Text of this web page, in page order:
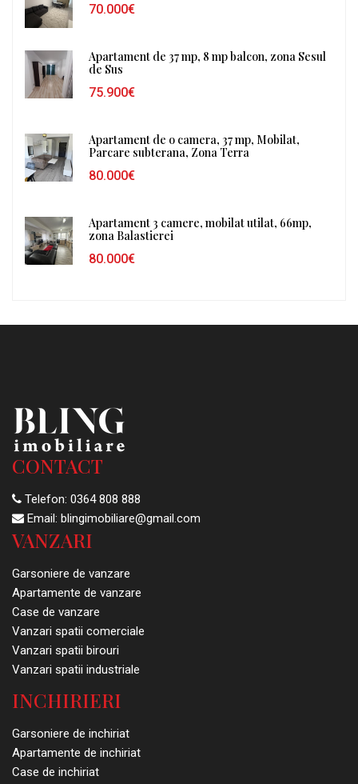
70.000€
Apartament de 37 mp, 8 mp balcon, zona Sesul
de Sus
75.900€
Apartament de o camera, 37 mp, Mobilat,
Parcare subterana, Zona Terra
80.000€
Apartament 3 camere, mobilat utilat, 66mp,
zona Balastierei
80.000€
CONTACT
Telefon: 0364 808 888
Email: blingimobiliare@gmail.com
VANZARI
Garsoniere de vanzare
Apartamente de vanzare
Case de vanzare
Vanzari spatii comerciale
Vanzari spatii birouri
Vanzari spatii industriale
INCHIRIERI
Garsoniere de inchiriat
Apartamente de inchiriat
Case de inchiriat